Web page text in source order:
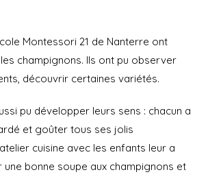
Montessori 21 de Nanterre ont
champignons. Ils ont pu observer
découvrir certaines variétés.
pu développer leurs sens : chacun a
et goûter tous ses jolis
cuisine avec les enfants leur a
bonne soupe aux champignons et